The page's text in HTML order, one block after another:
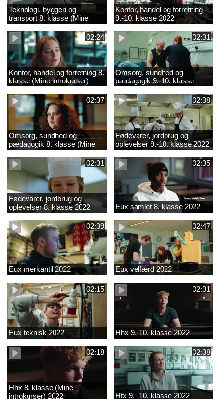
Teknologi, byggeri og
transport 8. klasse (Mine
introkurser) 2022
Kontor, handel og forretning
9.-10. klasse 2022
02:24
Kontor, handel og forretning 8.
klasse (Mine introkurser)
2022
02:31
Omsorg, sundhed og
pædagogik 9.-10. klasse
2022
02:37
Omsorg, sundhed og
pædagogik 8. klasse (Mine
introkurser) 2022
02:38
Fødevarer, jordbrug og
oplevelser 9.-10. klasse 2022
02:31
Fødevarer, jordbrug og
oplevelser 8. klasse 2022
02:35
Eux samlet 8. klasse 2022
02:39
Eux merkantil 2022
02:47
Eux velfærd 2022
02:15
Eux teknisk 2022
02:31
Hhx 9.-10. klasse 2022
02:18
Hhx 8. klasse (Mine
introkurser) 2022
02:38
Htx 9. -10. klasse 2022